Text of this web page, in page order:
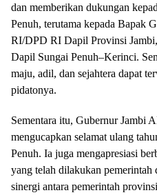
dan memberikan dukungan
Penuh, terutama kepada Bapak
RI/DPD RI Dapil Provinsi
Dapil Sungai Penuh–Kerinci.
maju, adil, dan sejahtera dapat
pidatonya.
Sementara itu, Gubernur Jambi
mengucapkan selamat ulang
Penuh. Ia juga mengapresiasi
yang telah dilakukan pemerintah
sinergi antara pemerintah